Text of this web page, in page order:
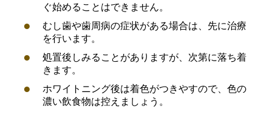
ぐ始めることはできません。
むし歯や歯周病の症状がある場合は、先に治療
を行います。
処置後しみることがありますが、次第に落ち着
きます。
ホワイトニング後は着色がつきやすので、色の
濃い飲食物は控えましょう。